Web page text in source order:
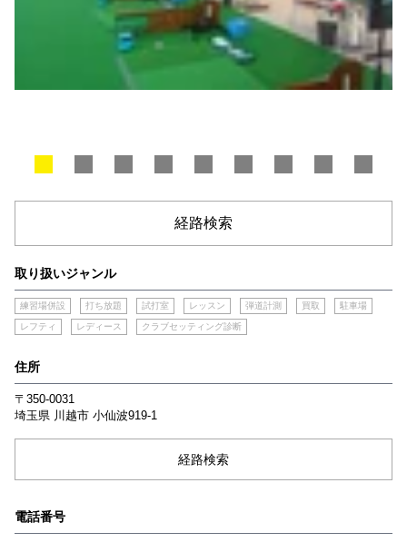
経路検索
取り扱いジャンル
練習場併設 打ち放題 試打室 レッスン 弾道計測 買取 駐車場
レフティ レディース クラブセッティング診断
住所
〒350-0031
埼玉県 川越市 小仙波919-1
経路検索
電話番号